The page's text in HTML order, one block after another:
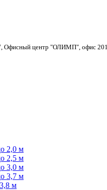
Офисный центр "ОЛИМП", офис 201
2,0 м
2,5 м
3,0 м
3,7 м
м